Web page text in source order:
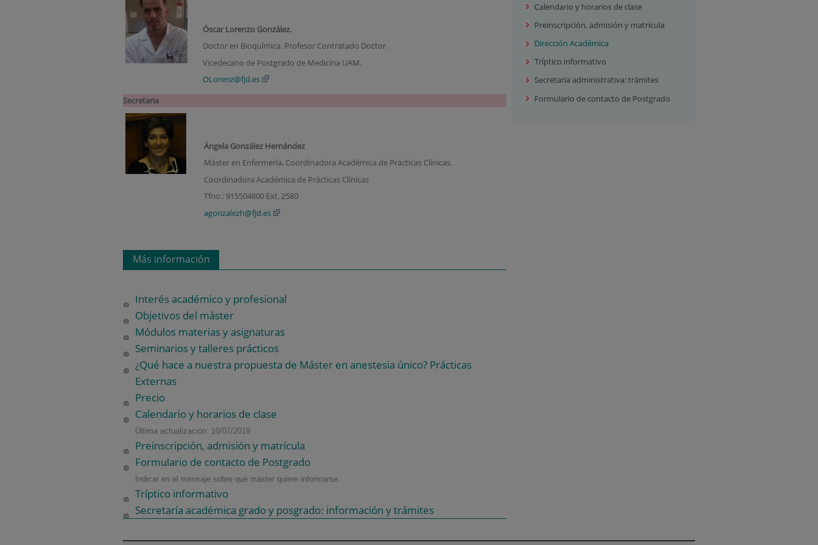
Óscar Lorenzo González.
Doctor en Bioquímica. Profesor Contratado Doctor.
Vicedecano de Postgrado de Medicina UAM.
OLorenz@fjd.es
Secretaria
Ángela González Hernández
Máster en Enfermería. Coordinadora Académica de Prácticas Clínicas.
Coordinadora Académica de Prácticas Clínicas
Tfno.: 915504800 Ext. 2580
agonzalezh@fjd.es
Más información
Interés académico y profesional
Objetivos del máster
Módulos materias y asignaturas
Seminarios y talleres prácticos
¿Qué hace a nuestra propuesta de Máster en anestesia único? Prácticas
Externas
Precio
Calendario y horarios de clase
Última actualización: 10/07/2019
Preinscripción, admisión y matrícula
Formulario de contacto de Postgrado
Indicar en el mensaje sobre qué máster quiere informarse.
Tríptico informativo
Secretaría académica grado y posgrado: información y trámites
Calendario y horarios de clase
Preinscripción, admisión y matrícula
Dirección Académica
Tríptico informativo
Secretaría administrativa: trámites
Formulario de contacto de Postgrado